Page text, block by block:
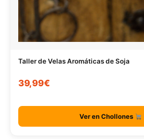
Taller de Velas Aromáticas de Soja
39,99€
Ver en Chollones